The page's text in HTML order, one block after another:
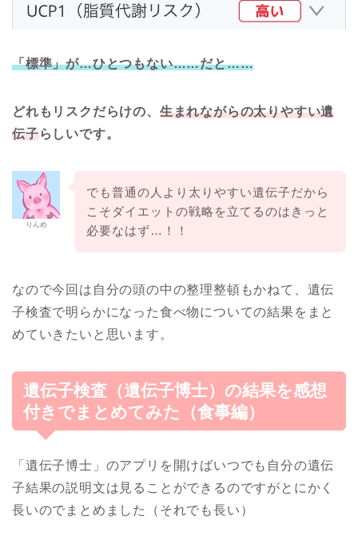
「標準」が…ひとつもない……だと……
どれもリスクだらけの、 生まれながらの太りやすい遺
伝子らしいです。
りんめ
でも普通の人より太りやすい遺伝子だから
こそダイエットの戦略を立てるのはきっと
必要なはず…！！
なので今回は自分の頭の中の整理整頓もかねて、遺伝
子検査で明らかになった食べ物についての結果をまと
めていきたいと思います。
遺伝子検査（遺伝子博士）の結果を感想
付きでまとめてみた（食事編）
「遺伝子博士」のアプリを開けばいつでも自分の遺伝
子結果の説明文は見ることができるのですがとにかく
長いのでまとめました（それでも長い）